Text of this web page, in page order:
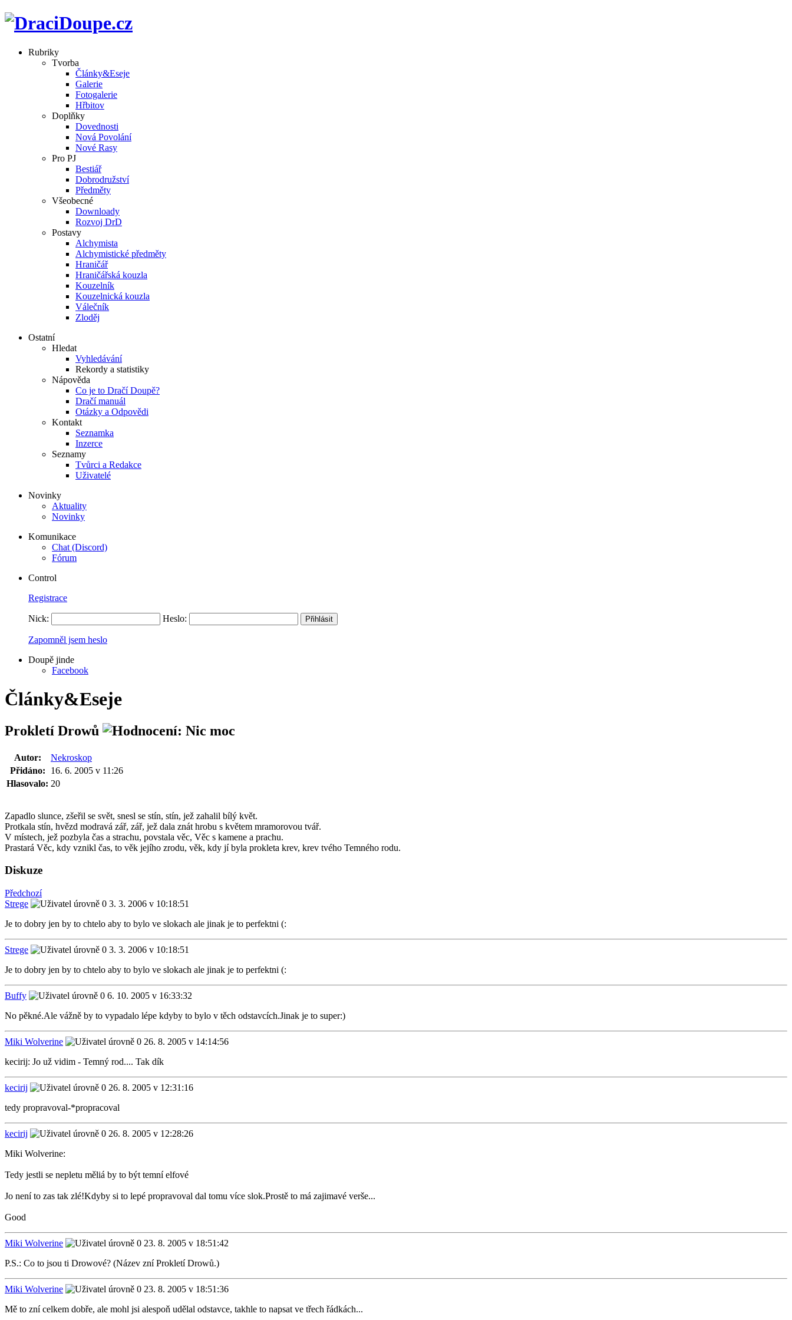
Rubriky
Tvorba
Články&Eseje
Galerie
Fotogalerie
Hřbitov
Doplňky
Dovednosti
Nová Povolání
Nové Rasy
Pro PJ
Bestiář
Dobrodružství
Předměty
Všeobecné
Downloady
Rozvoj DrD
Postavy
Alchymista
Alchymistické předměty
Hraničář
Hraničářská kouzla
Kouzelník
Kouzelnická kouzla
Válečník
Zloděj
Ostatní
Hledat
Vyhledávání
Rekordy a statistiky
Nápověda
Co je to Dračí Doupě?
Dračí manuál
Otázky a Odpovědi
Kontakt
Seznamka
Inzerce
Seznamy
Tvůrci a Redakce
Uživatelé
Novinky
Aktuality
Novinky
Komunikace
Chat (Discord)
Fórum
Control
Registrace
Nick: Heslo:
Zapomněl jsem heslo
Doupě jinde
Facebook
Články&Eseje
Prokletí Drowů
Autor:
Nekroskop
Přidáno:
16. 6. 2005 v 11:26
Hlasovalo: 20
Zapadlo slunce, zšeřil se svět, snesl se stín, stín, jež zahalil bílý květ.
Protkala stín, hvězd modravá zář, zář, jež dala znát hrobu s květem mramorovou tvář.
V místech, jež pozbyla čas a strachu, povstala věc, Věc s kamene a prachu.
Prastará Věc, kdy vznikl čas, to věk jejího zrodu, věk, kdy jí byla prokleta krev, krev tvého Temného rodu.
Diskuze
Předchozí
Strege
3. 3. 2006 v 10:18:51
Je to dobry jen by to chtelo aby to bylo ve slokach ale jinak je to perfektni (:
Strege
3. 3. 2006 v 10:18:51
Je to dobry jen by to chtelo aby to bylo ve slokach ale jinak je to perfektni (:
Buffy
6. 10. 2005 v 16:33:32
No pěkné.Ale vážně by to vypadalo lépe kdyby to bylo v těch odstavcích.Jinak je to super:)
Miki Wolverine
26. 8. 2005 v 14:14:56
kecirij: Jo už vidim - Temný rod.... Tak dík
kecirij
26. 8. 2005 v 12:31:16
tedy propravoval-*propracoval
kecirij
26. 8. 2005 v 12:28:26
Miki Wolverine:
Tedy jestli se nepletu měliá by to být temní elfové
Jo není to zas tak zlé!Kdyby si to lepé propravoval dal tomu více slok.Prostě to má zajimavé verše...
Good
Miki Wolverine
23. 8. 2005 v 18:51:42
P.S.: Co to jsou ti Drowové? (Název zní Prokletí Drowů.)
Miki Wolverine
23. 8. 2005 v 18:51:36
Mě to zní celkem dobře, ale mohl jsi alespoň udělal odstavce, takhle to napsat ve třech řádkách...